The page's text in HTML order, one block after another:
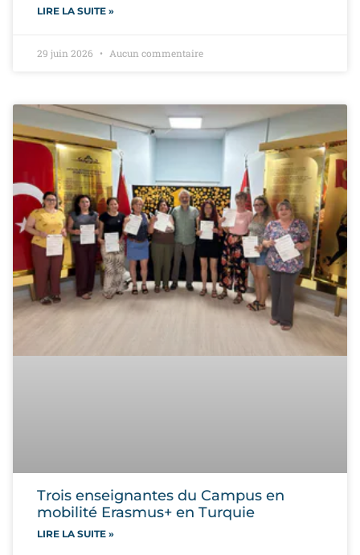
LIRE LA SUITE »
29 juin 2026 Aucun commentaire
Trois enseignantes du Campus en
mobilité Erasmus+ en Turquie
LIRE LA SUITE »